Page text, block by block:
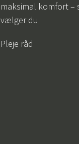
maksimal komfort –
vælger du
Pleje råd